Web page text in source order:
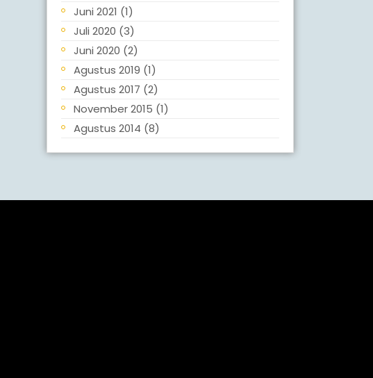
Juni 2021 (1)
Juli 2020 (3)
Juni 2020 (2)
Agustus 2019 (1)
Agustus 2017 (2)
November 2015 (1)
Agustus 2014 (8)